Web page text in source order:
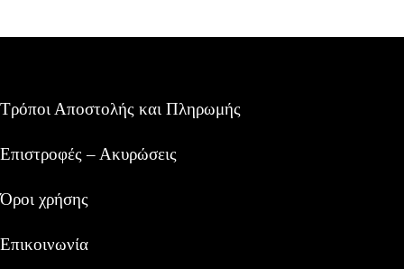
Τρόποι Αποστολής και Πληρωμής
Επιστροφές – Ακυρώσεις
Όροι χρήσης
Επικοινωνία